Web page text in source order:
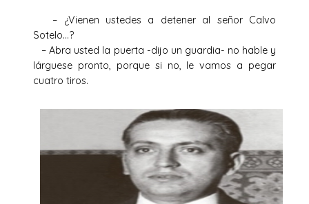
– ¿Vienen ustedes a detener al señor Calvo
Sotelo…?
– Abra usted la puerta -dijo un guardia- no hable y
lárguese pronto, porque si no, le vamos a pegar
cuatro tiros.